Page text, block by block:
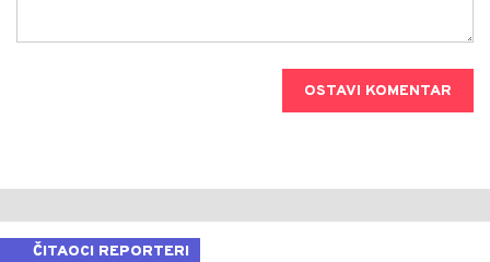
OSTAVI KOMENTAR
ČITAOCI REPORTERI